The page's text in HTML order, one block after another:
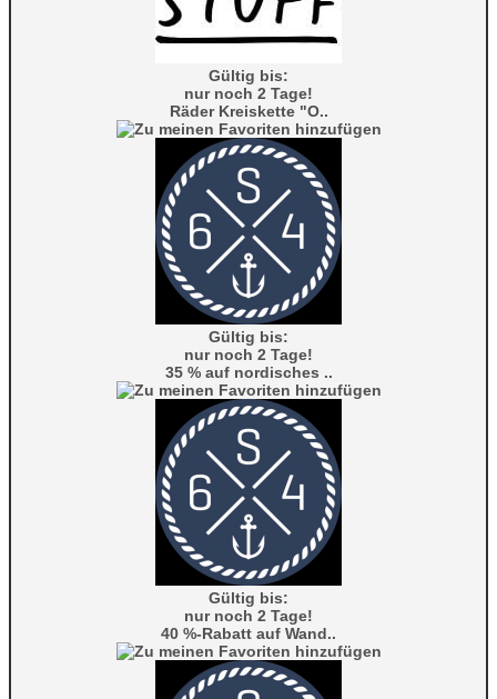
Gültig bis:
nur noch 2 Tage!
Räder Kreiskette "O..
Gültig bis:
nur noch 2 Tage!
35 % auf nordisches ..
Gültig bis:
nur noch 2 Tage!
40 %-Rabatt auf Wand..